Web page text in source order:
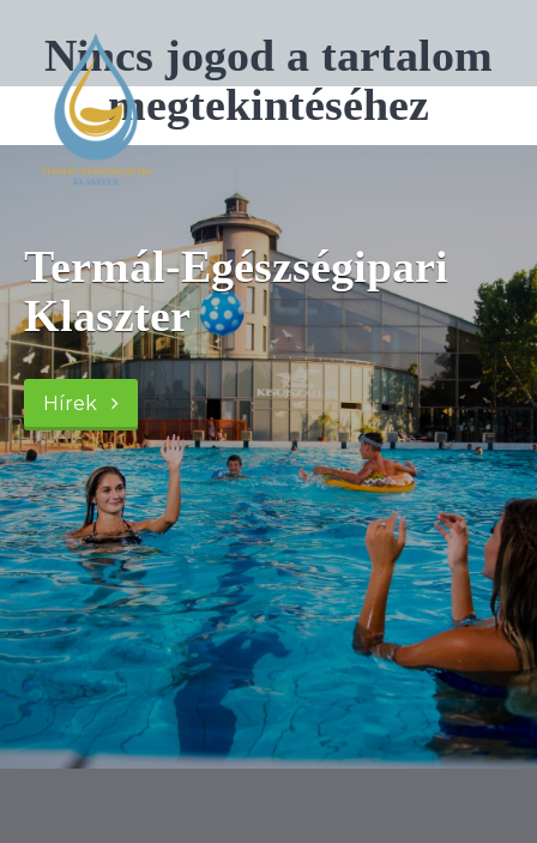
Nincs jogod a tartalom
megtekintéséhez
Termál-Egészségipari
Klaszter
Hírek